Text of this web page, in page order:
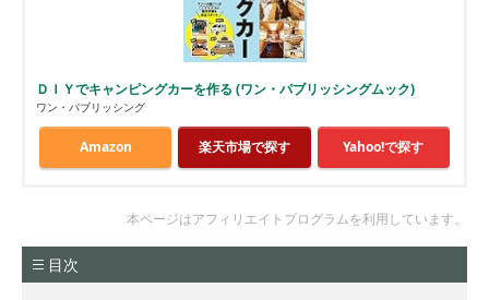
ＤＩＹでキャンピングカーを作る (ワン・パブリッシングムック)
ワン・パブリッシング
Amazon 楽天市場で探す Yahoo!で探す
本ページはアフィリエイトプログラムを利用しています。
目次